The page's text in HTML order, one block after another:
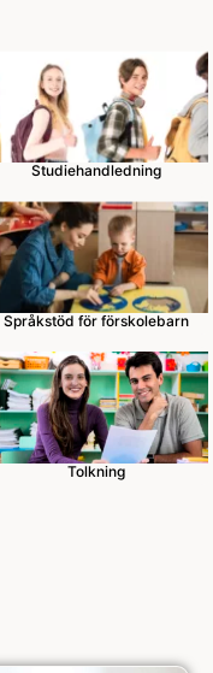
Studiehandledning
Språkstöd för förskolebarn
Tolkning